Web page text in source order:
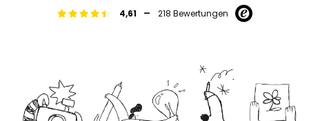
4,61 - 218 Bewertungen